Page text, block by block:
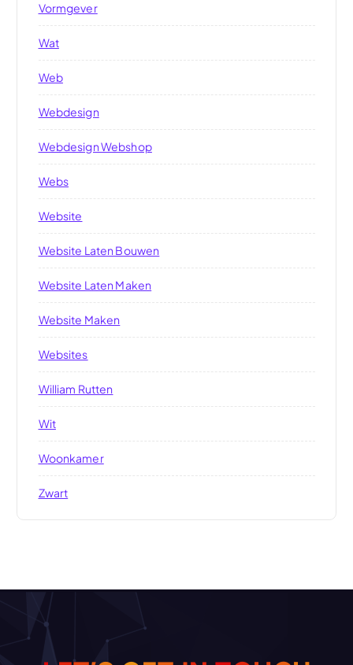
Vormgever
Wat
Web
Webdesign
Webdesign Webshop
Webs
Website
Website Laten Bouwen
Website Laten Maken
Website Maken
Websites
William Rutten
Wit
Woonkamer
Zwart